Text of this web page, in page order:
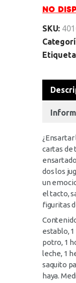
NO
SKU:
cartas de
dos los
un
el tacto,
figuritas
establo, 1
potro, 1
leche, 1
saquito
haya.